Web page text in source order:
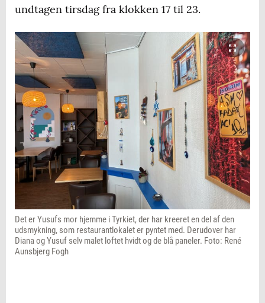
undtagen tirsdag fra klokken 17 til 23.
Det er Yusufs mor hjemme i Tyrkiet, der har kreeret en del af den
udsmykning, som restaurantlokalet er pyntet med. Derudover har
Diana og Yusuf selv malet loftet hvidt og de blå paneler. Foto: René
Aunsbjerg Fogh